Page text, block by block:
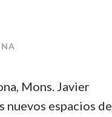
Mons. Javier
nuevos espacios de